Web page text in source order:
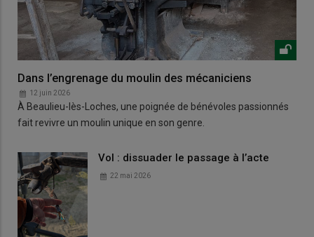
Dans l’engrenage du moulin des mécaniciens
12 juin 2026
À Beaulieu-lès-Loches, une poignée de bénévoles passionnés
fait revivre un moulin unique en son genre.
Vol : dissuader le passage à l’acte
22 mai 2026